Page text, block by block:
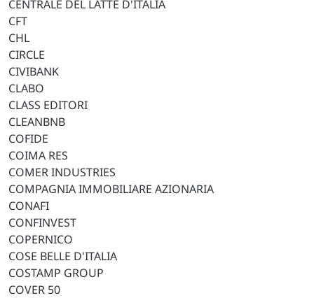
CENTRALE DEL LATTE D'ITALIA
CFT
CHL
CIRCLE
CIVIBANK
CLABO
CLASS EDITORI
CLEANBNB
COFIDE
COIMA RES
COMER INDUSTRIES
COMPAGNIA IMMOBILIARE AZIONARIA
CONAFI
CONFINVEST
COPERNICO
COSE BELLE D'ITALIA
COSTAMP GROUP
COVER 50